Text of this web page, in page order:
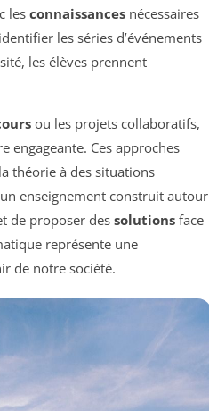
les connaissances nécessaires
les séries d’événements
les élèves prennent
ou les projets collaboratifs,
engageante. Ces approches
théorie à des situations
enseignement construit autour
de proposer dessolutions face
représente une
de notre société.